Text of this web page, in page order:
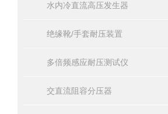
水内冷直流高压发生器
绝缘靴/手套耐压装置
多倍频感应耐压测试仪
交直流阻容分压器